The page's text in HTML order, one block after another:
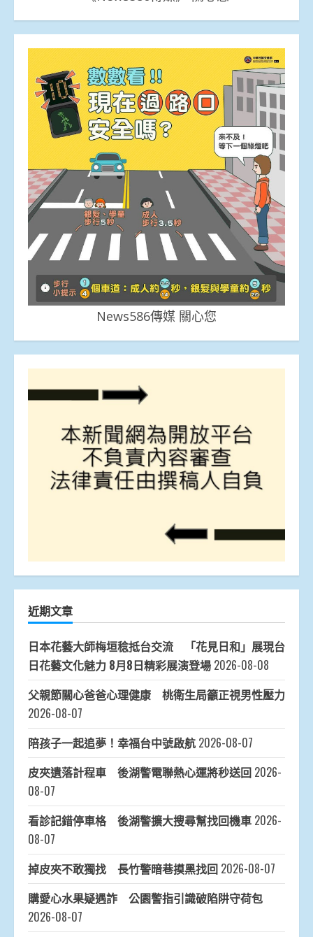
News586傳媒 關心您
近期文章
日本花藝大師梅垣稔抵台交流 「花見日和」展現台
日花藝文化魅力 8月8日精彩展演登場 2026-08-08
父親節關心爸爸心理健康 桃衛生局籲正視男性壓力
2026-08-07
陪孩子一起追夢！幸福台中號啟航 2026-08-07
皮夾遺落計程車 後湖警電聯熱心運將秒送回 2026-
08-07
看診記錯停車格 後湖警擴大搜尋幫找回機車 2026-
08-07
掉皮夾不敢獨找 長竹警暗巷摸黑找回 2026-08-07
購愛心水果疑遇詐 公園警指引識破陷阱守荷包
2026-08-07